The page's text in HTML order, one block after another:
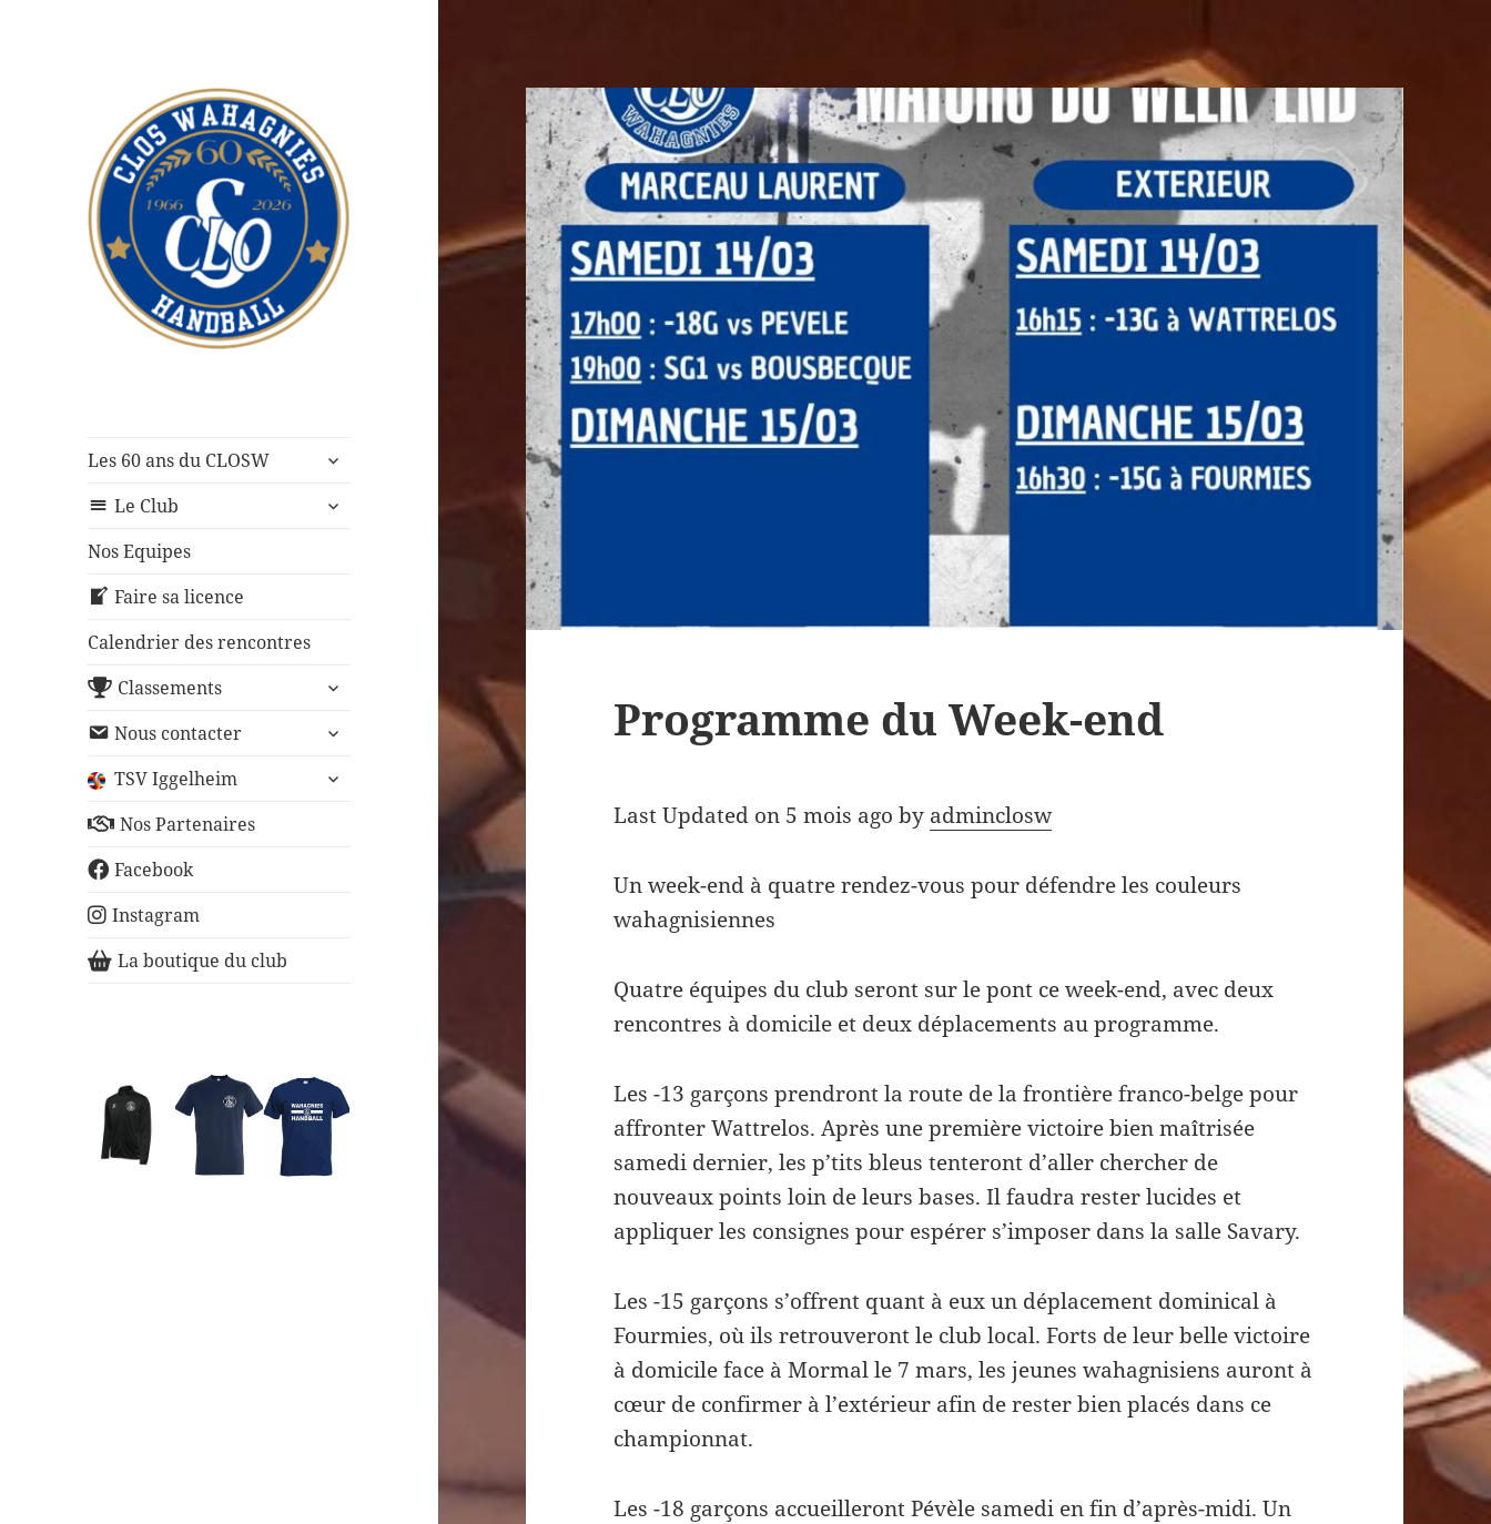
Les 60 ans du CLOSW
ouvrir
sous-
Le Club
ouvrir
Nos Equipes
Faire sa licence
Calendrier des rencontres
Classements
ouvrir
sous-
Nous contacter
ouvrir
sous-
TSV Iggelheim
ouvrir
Nos Partenaires
Facebook
Instagram
La boutique du club
Programme du Week-end
Last Updated on 5 mois ago by adminclosw
Un week-end à quatre rendez-vous pour défendre les couleurs
wahagnisiennes
Quatre équipes du club seront sur le pont ce week-end, avec deux
rencontres à domicile et deux déplacements au programme.
Les -13 garçons prendront la route de la frontière franco-belge pour
affronter Wattrelos. Après une première victoire bien maîtrisée
samedi dernier, les p’tits bleus tenteront d’aller chercher de
nouveaux points loin de leurs bases. Il faudra rester lucides et
appliquer les consignes pour espérer s’imposer dans la salle Savary.
Les -15 garçons s’offrent quant à eux un déplacement dominical à
Fourmies, où ils retrouveront le club local. Forts de leur belle victoire
à domicile face à Mormal le 7 mars, les jeunes wahagnisiens auront à
cœur de confirmer à l’extérieur afin de rester bien placés dans ce
championnat.
Les -18 garçons accueilleront Pévèle samedi en fin d’après-midi. Un